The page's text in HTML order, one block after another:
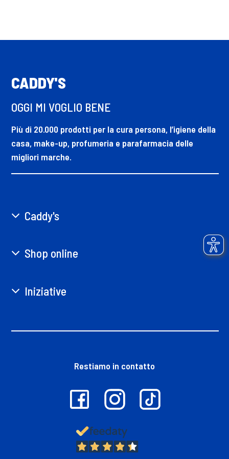
CADDY'S
OGGI MI VOGLIO BENE
Più di 20.000 prodotti per la cura persona, l’igiene della
casa, make-up, profumeria e parafarmacia delle
migliori marche.
Caddy's
Shop online
Iniziative
Restiamo in contatto